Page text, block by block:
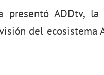
ADDtv, la
del ecosistema